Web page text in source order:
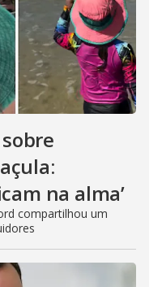
na alma’
compartilhou um